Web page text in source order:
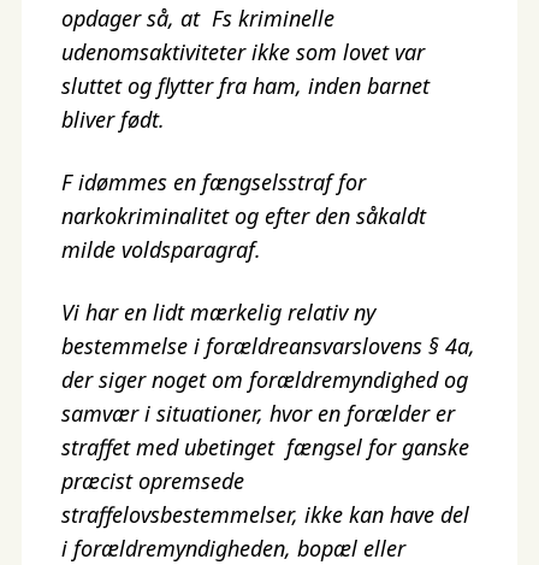
opdager så, at Fs kriminelle
udenomsaktiviteter ikke som lovet var
sluttet og flytter fra ham, inden barnet
bliver født.
F idømmes en fængselsstraf for
narkokriminalitet og efter den såkaldt
milde voldsparagraf.
Vi har en lidt mærkelig relativ ny
bestemmelse i forældreansvarslovens § 4a,
der siger noget om forældremyndighed og
samvær i situationer, hvor en forælder er
straffet med ubetinget fængsel for ganske
præcist opremsede
straffelovsbestemmelser, ikke kan have del
i forældremyndigheden, bopæl eller